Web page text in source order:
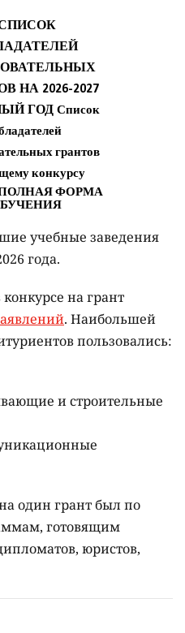
учебные заведения
года.
на грант
. Наибольшей
пользовались:
и строительные
один грант был по
готовящим
юристов,